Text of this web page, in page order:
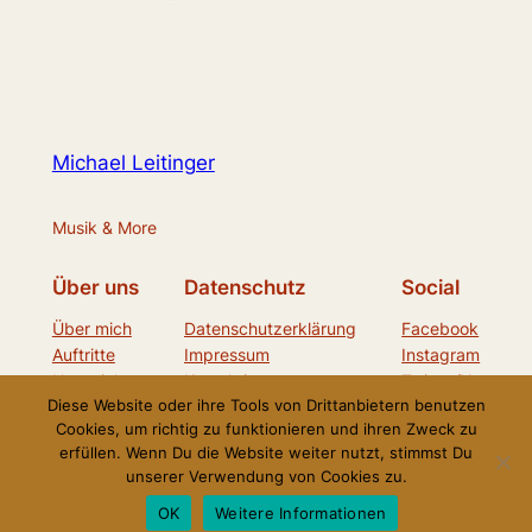
Michael Leitinger
Musik & More
Über uns
Über mich
Auftritte
Unterricht
Datenschutz
Datenschutzerklärung
Impressum
Kontaktiere uns
Social
Facebook
Instagram
Twitter/X
WordPress
Diese Website oder ihre Tools von Drittanbietern benutzen
Cookies, um richtig zu funktionieren und ihren Zweck zu
erfüllen. Wenn Du die Website weiter nutzt, stimmst Du
unserer Verwendung von Cookies zu.
OK
Weitere Informationen